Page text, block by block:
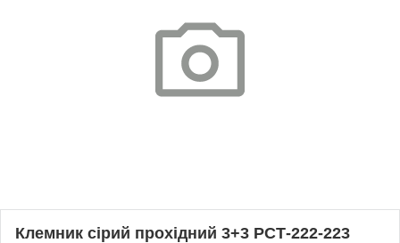
Клемник сірий прохідний 3+3 РСТ-222-223